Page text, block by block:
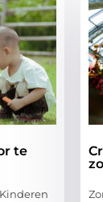
te